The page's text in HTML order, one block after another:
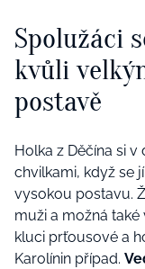
Spolužáci
kvůli
postavě
Holka z Děčína si
chvilkami, když se
vysokou postavu.
muži a možná
kluci prťousové a
Karolínin případ.